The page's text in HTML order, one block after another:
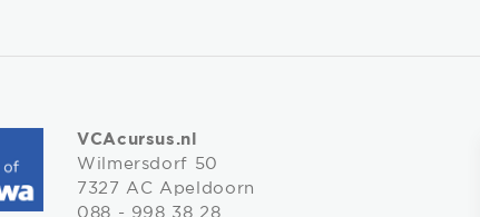
VCAcursus.nl
Wilmersdorf 50
7327 AC Apeldoorn
088 - 998 38 28